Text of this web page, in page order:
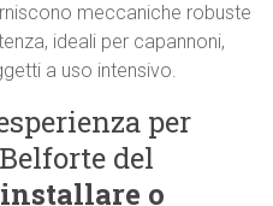
meccaniche robuste
ideali per capannoni,
a uso intensivo.
per
del
installare o